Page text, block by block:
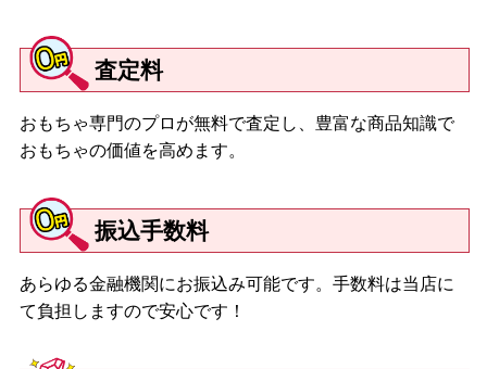
査定料
おもちゃ専門のプロが無料で査定し、豊富な商品知識で
おもちゃの価値を高めます。
振込手数料
あらゆる金融機関にお振込み可能です。手数料は当店に
て負担しますので安心です！